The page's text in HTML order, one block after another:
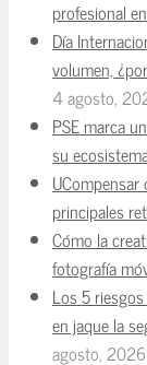
profesional
Día
volumen,
4 agosto,
PSE marca
su
principales
Cómo la
fotografía
Los 5
en jaque la
agosto, 2026